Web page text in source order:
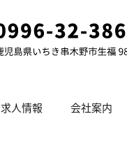
求人情報 会社案内